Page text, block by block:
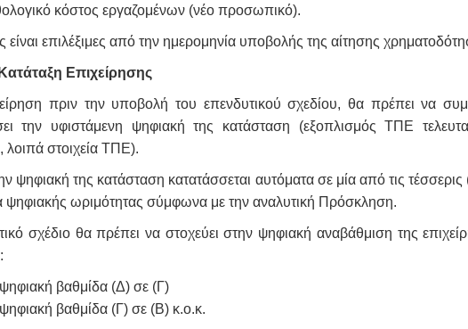
κόστος εργαζομένων (νέο προσωπικό).
είναι επιλέξιμες από την ημερομηνία υποβολής της αίτησης
Επιχείρησης
πριν την υποβολή του επενδυτικού σχεδίου, θα πρέπει να
την υφιστάμενη ψηφιακή της κατάσταση (εξοπλισμός ΤΠΕ
λοιπά στοιχεία ΤΠΕ).
ψηφιακή της κατάσταση κατατάσσεται αυτόματα σε μία από τις
ψηφιακής ωριμότητας σύμφωνα με την αναλυτική Πρόσκληση.
σχέδιο θα πρέπει να στοχεύει στην ψηφιακή αναβάθμιση της
βαθμίδα (Δ) σε (Γ)
βαθμίδα (Γ) σε (Β) κ.ο.κ.